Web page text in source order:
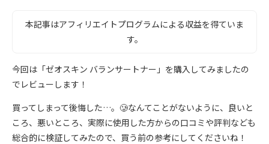
本記事はアフィリエイトプログラムによる収益を得ていま
す。
今回は「ゼオスキン バランサートナー」を購入してみましたの
でレビューします！
買ってしまって後悔した…。🥲なんてことがないように、良いと
ころ、悪いところ、実際に使用した方からの口コミや評判なども
総合的に検証してみたので、買う前の参考にしてくださいね！